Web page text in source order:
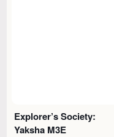
Explorer’s Society:
Yaksha M3E